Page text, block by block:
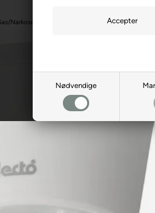
Nødvendige
Narkose alarmer